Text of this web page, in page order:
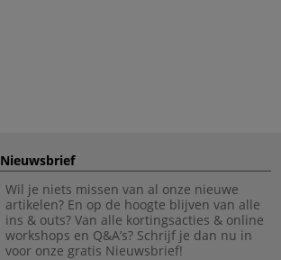
Nieuwsbrief
Wil je niets missen van al onze nieuwe
artikelen? En op de hoogte blijven van alle
ins & outs? Van alle kortingsacties & online
workshops en Q&A’s? Schrijf je dan nu in
voor onze gratis Nieuwsbrief!